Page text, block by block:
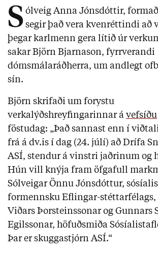
S ólveig Anna Jónsdóttir,
segir það vera kvenréttindi að
þegar karlmenn gera lítið úr
sakar Björn Bjarnason, fyrrverandi
dómsmálaráðherra, um andlegt
sín.
Björn skrifaði um forystu
verkalýðshreyfingarinnar á vefsíðu
föstudag: „Það sannast enn í
frá á dv.is í dag (24. júlí) að Drífa
ASÍ, stendur á vinstri jaðrinum og
Hún vill knýja fram öfgafull
Sólveigar Önnu Jónsdóttur,
formennsku Eflingar-stéttarfélags,
Viðars Þorsteinssonar og Gunnars
Egilssonar, höfuðsmiða
Þar er skuggastjórn ASÍ.“